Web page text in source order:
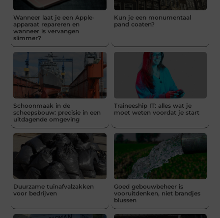
Wanneer laat je een Apple-
apparaat repareren en
wanneer is vervangen
slimmer?
Kun je een monumentaal
pand coaten?
Schoonmaak in de
scheepsbouw: precisie in een
uitdagende omgeving
Traineeship IT: alles wat je
moet weten voordat je start
Duurzame tuinafvalzakken
voor bedrijven
Goed gebouwbeheer is
vooruitdenken, niet brandjes
blussen